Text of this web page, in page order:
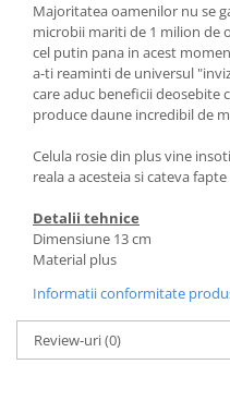
Majoritatea oamenilor nu se
microbii mariti de 1 milion de
cel putin pana in acest
a-ti reaminti de universul
care aduc beneficii deosebite
produce daune incredibil de
Celula rosie din plus vine
reala a acesteia si cateva
Detalii tehnice
Dimensiune 13 cm
Material plus
Informatii conformitate
Review-uri(0)